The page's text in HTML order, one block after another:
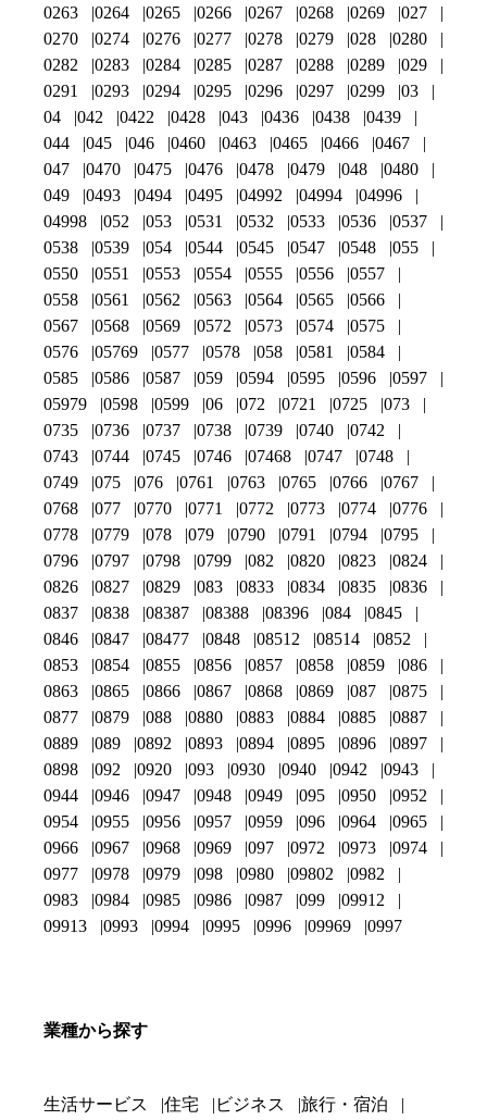
0263 0264 0265 0266 0267 0268 0269
027
0270
0274 0276 0277 0278 0279 028
0280
0282
0283 0284 0285 0287 0288 0289
029
0291
0293 0294 0295 0296 0297 0299
03
04
042 0422 0428 043 0436 0438
0439
044
045 046 0460 0463 0465 0466
0467
047
0470 0475 0476 0478 0479 048
0480
049
0493 0494 0495 04992 04994
04996
04998
052 053 0531 0532 0533 0536
0537
0538
0539 054 0544 0545 0547 0548
055
0550
0551 0553 0554 0555 0556
0557
0558
0561 0562 0563 0564 0565
0566
0567
0568 0569 0572 0573 0574
0575
0576
05769 0577 0578 058 0581
0584
0585
0586 0587 059 0594 0595 0596
0597
05979
0598 0599 06 072 0721 0725
073
0735
0736 0737 0738 0739 0740
0742
0743
0744 0745 0746 07468 0747
0748
0749
075 076 0761 0763 0765 0766
0767
0768
077 0770 0771 0772 0773 0774
0776
0778
0779 078 079 0790 0791 0794
0795
0796
0797 0798 0799 082 0820 0823
0824
0826
0827 0829 083 0833 0834 0835
0836
0837
0838 08387 08388 08396 084
0845
0846
0847 08477 0848 08512 08514
0852
0853
0854 0855 0856 0857 0858 0859
086
0863
0865 0866 0867 0868 0869 087
0875
0877
0879 088 0880 0883 0884 0885
0887
0889
089 0892 0893 0894 0895 0896
0897
0898
092 0920 093 0930 0940 0942
0943
0944
0946 0947 0948 0949 095 0950
0952
0954
0955 0956 0957 0959 096 0964
0965
0966
0967 0968 0969 097 0972 0973
0974
0977
0978 0979 098 0980 09802
0982
0983
0984 0985 0986 0987 099
09912
09913
0993 0994 0995 0996 09969 0997
業種から探す
生活サービス 住宅 ビジネス
旅行・宿泊